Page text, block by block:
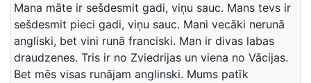
Mana māte ir sešdesmit gadi, viņu sauc. Mans tevs ir
sešdesmit pieci gadi, viņu sauc. Mani vecāki nerunā
angliski, bet vini runā franciski. Man ir divas labas
draudzenes. Tris ir no Zviedrijas un viena no Vācijas.
Bet mēs visas runājam anglinski. Mums patīk